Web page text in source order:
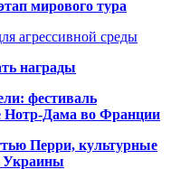
мирового тура
агрессивной среды
награды
фестиваль
Нотр-Дама во Франции
Перри, культурные
Украины